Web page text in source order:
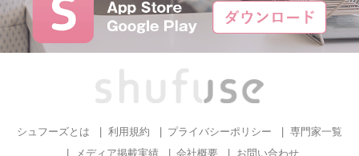
シュフーズとは 利用規約 プライバシーポリシー
専門家一覧
メディア掲載実績
会社概要 お問い合わせ